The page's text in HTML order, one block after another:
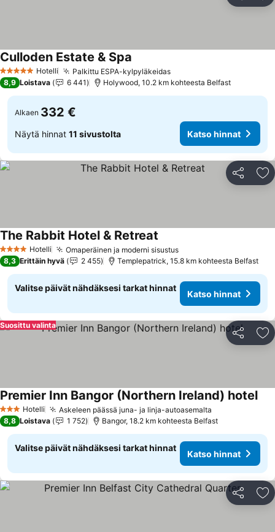
5 Tähtiluokitus
Hotelli Palkittu ESPA-kylpyläkeidasKatso hinnat
Culloden Estate & Spa
8,9 Loistava 6 441 Holywood, 10.2 km kohteesta Belfast
Alkaen 332 €
Näytä hinnat 11 sivustolta Katso hinnat
Jaa
4 Tähtiluokitus
Hotelli Omaperäinen ja moderni sisustusKatso hinnat
The Rabbit Hotel & Retreat
8,3 Erittäin hyvä 2 455 Templepatrick, 15.8 km kohteesta Belfast
Valitse päivät nähdäksesi tarkat hinnat
Katso hinnat
Jaa
Suosittu valinta
3 Tähtiluokitus
Hotelli Askeleen päässä juna- ja linja-autoasemalta
Premier Inn Bangor (Northern Ireland) hotel
8,8 Loistava 1 752 Bangor, 18.2 km kohteesta Belfast
Valitse päivät nähdäksesi tarkat hinnat
Katso hinnat
Jaa